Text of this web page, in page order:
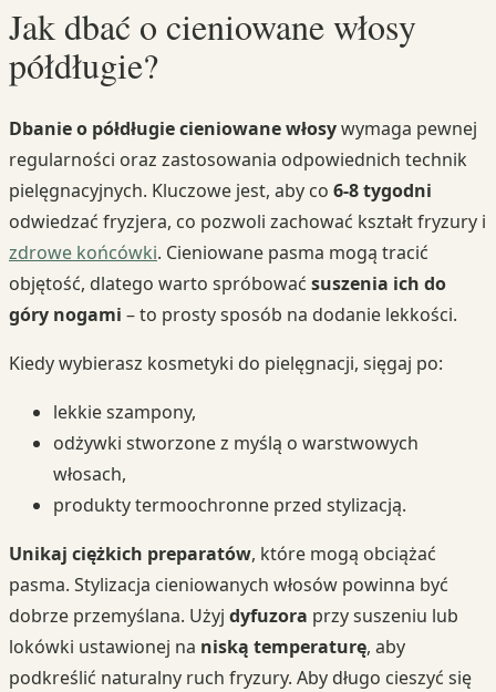
Jak dbać o cieniowane włosy
półdługie?
Dbanie o półdługie cieniowane włosywymaga pewnej
regularności oraz zastosowania odpowiednich technik
pielęgnacyjnych. Kluczowe jest, aby co 6-8 tygodni
odwiedzać fryzjera, co pozwoli zachować kształt fryzury i
zdrowe końcówki. Cieniowane pasma mogą tracić
objętość, dlatego warto spróbować suszenia ich do
góry nogami – to prosty sposób na dodanie lekkości.
Kiedy wybierasz kosmetyki do pielęgnacji, sięgaj po:
lekkie szampony,
odżywki stworzone z myślą o warstwowych
włosach,
produkty termoochronne przed stylizacją.
Unikaj ciężkich preparatów, które mogą obciążać
pasma. Stylizacja cieniowanych włosów powinna być
dobrze przemyślana. Użyj dyfuzora przy suszeniu lub
lokówki ustawionej na niską temperaturę, aby
podkreślić naturalny ruch fryzury. Aby długo cieszyć się